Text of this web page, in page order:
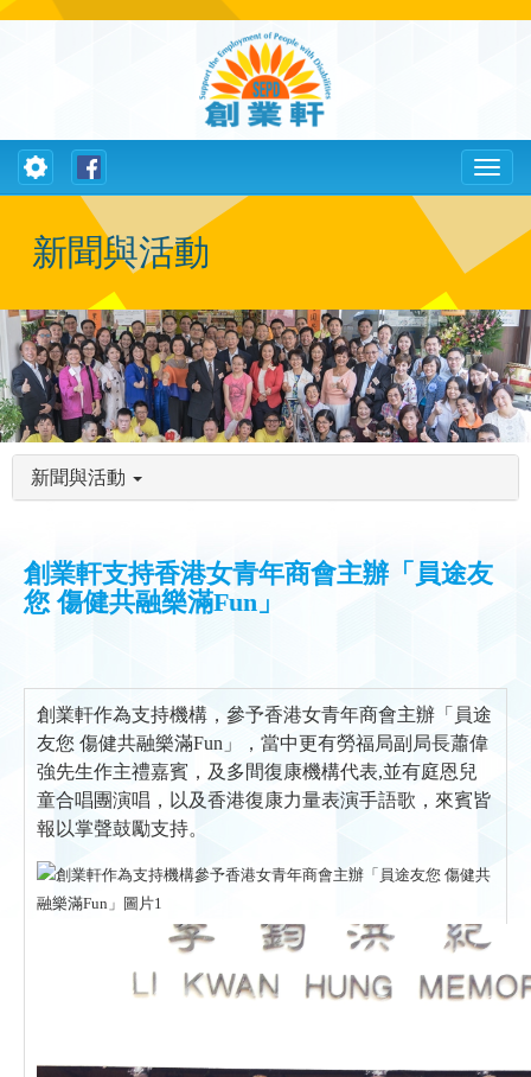
Toggle
Toggle
navigation
新聞與活動
新聞與活動
創業軒支持香港女青年商會主辦「員途友
您 傷健共融樂滿Fun」
創業軒作為支持機構，參予香港女青年商會主辦「員途
友您 傷健共融樂滿Fun」，當中更有勞福局副局長蕭偉
強先生作主禮嘉賓，及多間復康機構代表,並有庭恩兒
童合唱團演唱，以及香港復康力量表演手語歌，來賓皆
報以掌聲鼓勵支持。